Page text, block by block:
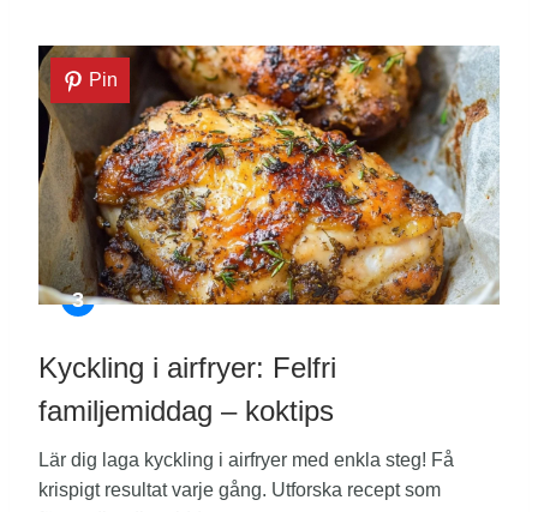
Pin
Kyckling i airfryer: Felfri
familjemiddag – koktips
Lär dig laga kyckling i airfryer med enkla steg! Få
krispigt resultat varje gång. Utforska recept som